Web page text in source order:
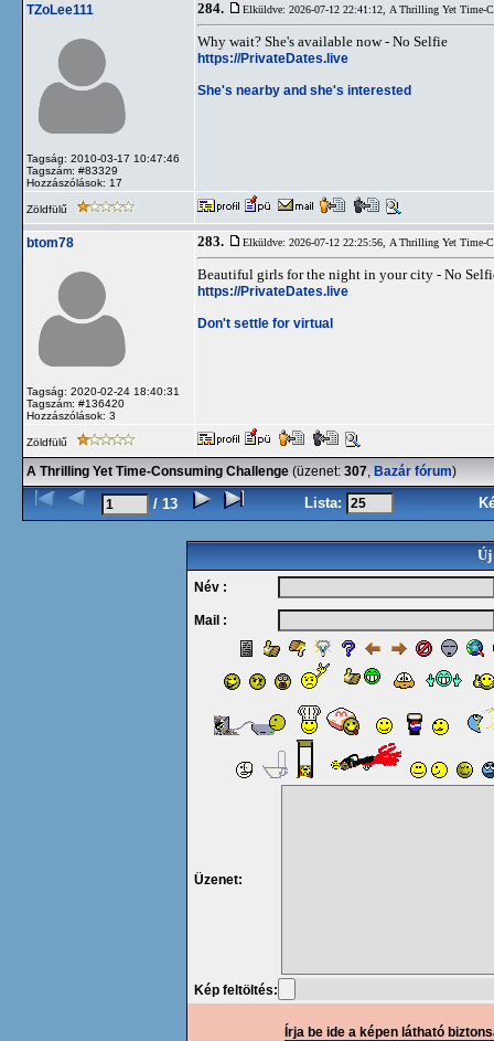
TZoLee111
Tagság: 2010-03-17 10:47:46
Tagszám: #83329
Hozzászólások: 17
284. Elküldve: 2026-07-12 22:41:12, A Thrilling Yet Time-
Why wait? She's available now - No Selfie
https://PrivateDates.live
She's nearby and she's interested
Zöldfülű
btom78
Tagság: 2020-02-24 18:40:31
Tagszám: #136420
Hozzászólások: 3
283. Elküldve: 2026-07-12 22:25:56, A Thrilling Yet Time-
Beautiful girls for the night in your city - No
https://PrivateDates.live
Don't settle for virtual
Zöldfülű
A Thrilling Yet Time-Consuming Challenge (üzenet: 307, Bazár fórum)
/ 13 Lista:
Új
Név :
Mail :
Üzenet:
Kép feltöltés:
Írja be ide a képen látható